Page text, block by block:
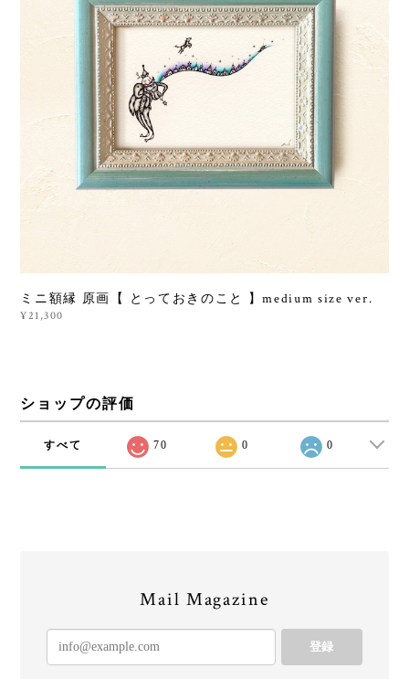
ミニ額縁 原画【 とっておきのこと 】medium size ver.
¥21,300
ショップの評価
すべて 70 0 0
Mail Magazine
登録